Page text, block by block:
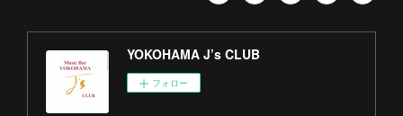
YOKOHAMA J’s CLUB
フォロー